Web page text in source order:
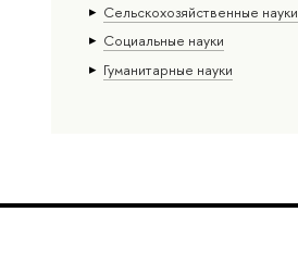
Сельскохозяйственные науки
Социальные науки
Гуманитарные науки